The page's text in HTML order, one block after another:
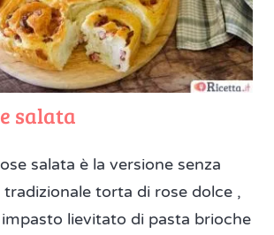
salata
salata è la versione senza
torta di rose dolce ,
lievitato di pasta brioche